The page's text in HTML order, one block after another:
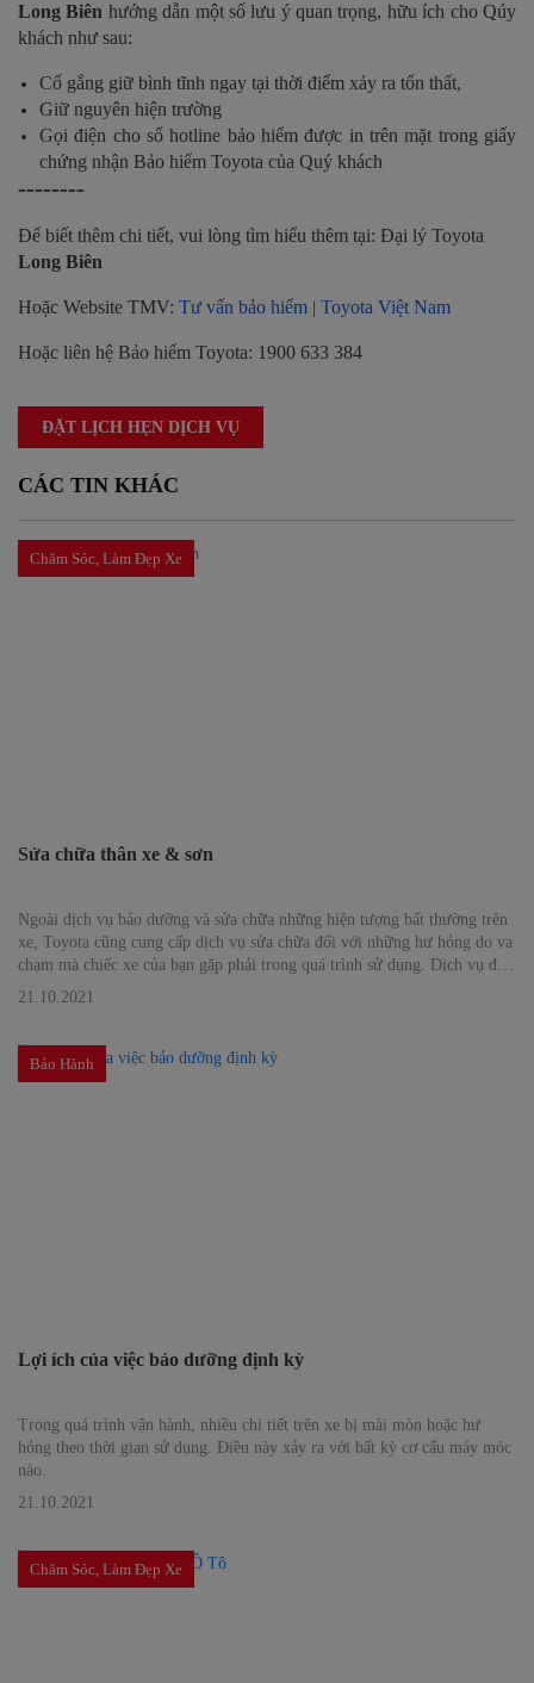
Long Biên hướng dẫn một số lưu ý quan trọng, hữu ích cho Qúy
khách như sau:
Cố gắng giữ bình tĩnh ngay tại thời điểm xảy ra tổn thất,
Giữ nguyên hiện trường
Gọi điện cho số hotline bảo hiểm được in trên mặt trong giấy
chứng nhận Bảo hiểm Toyota của Quý khách
--------
Để biết thêm chi tiết, vui lòng tìm hiểu thêm tại: Đại lý Toyota
Long Biên
Hoặc Website TMV: Tư vấn bảo hiểm | Toyota Việt Nam
Hoặc liên hệ Bảo hiểm Toyota: 1900 633 384
ĐẶT LỊCH HẸN DỊCH VỤ
CÁC TIN KHÁC
Chăm Sóc, Làm Đẹp Xe
Sửa chữa thân xe & sơn
Ngoài dịch vụ bảo dưỡng và sửa chữa những hiện tượng bất thường trên
xe, Toyota cũng cung cấp dịch vụ sửa chữa đối với những hư hỏng do va
chạm mà chiếc xe của bạn gặp phải trong quá trình sử dụng. Dịch vụ đó
được gọi là Sửa chữa Thân xe và Sơn.
21.10.2021
Bảo Hành
Lợi ích của việc bảo dưỡng định kỳ
Trong quá trình vận hành, nhiều chi tiết trên xe bị mài mòn hoặc hư
hỏng theo thời gian sử dụng. Điều này xảy ra với bất kỳ cơ cấu máy móc
nào.
21.10.2021
Chăm Sóc, Làm Đẹp Xe